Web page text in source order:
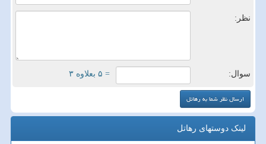
نظر:
سوال: = ۵ بعلاوه ۳
لینک دوستهای رهاتل